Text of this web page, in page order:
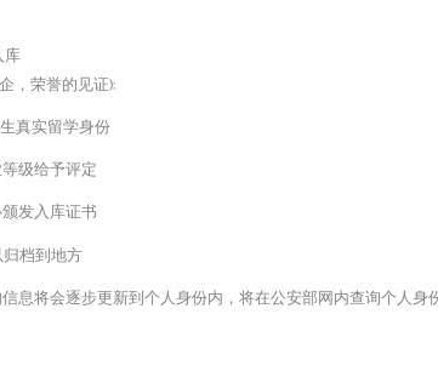
库
，荣誉的见证):
真实留学身份
级给予评定
发入库证书
归档到地方
信息将会逐步更新到个人身份内，将在公安部网内查询个人身